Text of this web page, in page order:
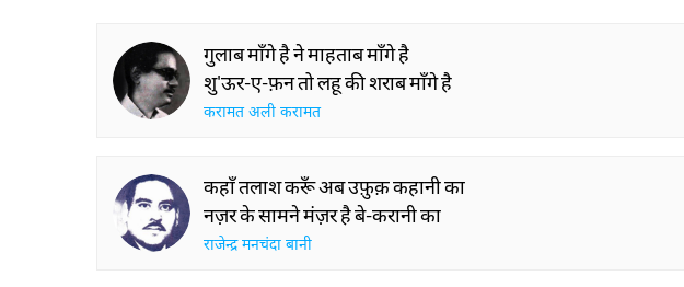
गुलाब माँगे है ने माहताब माँगे है
शु'ऊर-ए-फ़न तो लहू की शराब माँगे है
करामत अली करामत
कहाँ तलाश करूँ अब उफ़ुक़ कहानी का
नज़र के सामने मंज़र है बे-करानी का
राजेन्द्र मनचंदा बानी